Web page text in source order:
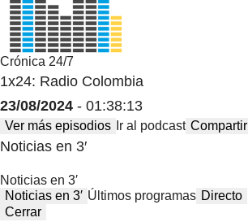
Crónica 24/7
1x24: Radio Colombia
23/08/2024 - 01:38:13
Ver más episodios Ir al podcast Compartir
Noticias en 3′
Noticias en 3′
Noticias en 3′ Últimos programas Directo
Cerrar